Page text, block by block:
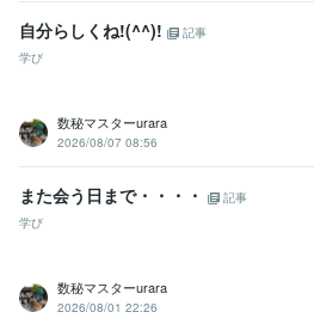
●●会社 1991年10月 ~ 1993年2月
●●医院
●●会社 2013年12月 ~ 2021年11月
株式会社クラウドワークス 2018年1月 ~
マイクロソフト オフィス スペシャリスト
自分らしくね!(^^)!
記事
学び
数秘マスターurara
2026/08/07 08:56
また会う日まで・・・・
記事
学び
数秘マスターurara
2026/08/01 22:26